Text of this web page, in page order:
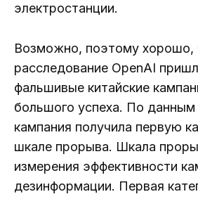
электростанции.
Возможно, поэтому хорошо,
расследование OpenAI
фальшивые китайские
большого успеха. По данным
кампания получила первую
шкале прорыва. Шкала
измерения эффективности
дезинформации. Первая